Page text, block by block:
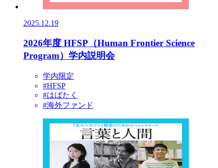
2025.12.19
2026年度 HFSP（Human Frontier Science
Program）学内説明会
学内限定
#HFSP
#はばたく
#海外ファンド